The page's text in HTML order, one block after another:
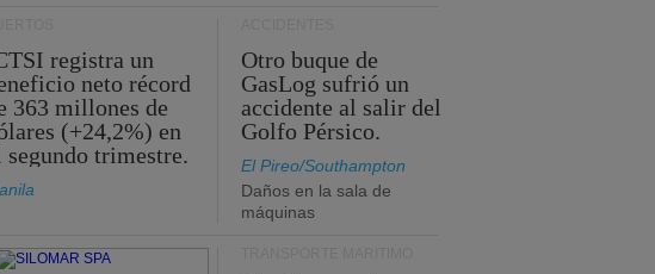
registra un
neto récord
363 millones de
(+24,2%) en
segundo trimestre.
Otro buque de
GasLog sufrió un
accidente al salir del
Golfo Pérsico.
El Pireo/Southampton
Daños en la sala de
máquinas